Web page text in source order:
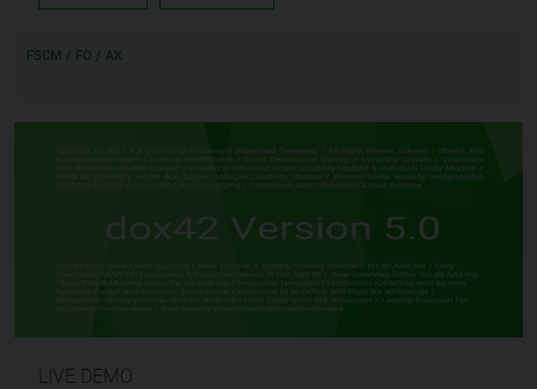
FSCM / FO / AX
LIVE DEMO